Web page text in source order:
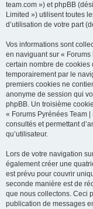
team.com ») et phpBB
Limited ») utilisent toutes
d’utilisation de votre part
Vos informations sont
en naviguant sur «
certain nombre de cookies
temporairement par le
premiers cookies ne
anonyme de session qui
phpBB. Un troisième
« Forums Pyrénées Team
consultés et permettant
qu’utilisateur.
Lors de votre navigation
également créer une
est prévu pour couvrir
seconde manière est de
que nous collectons. Ceci
publication de messages